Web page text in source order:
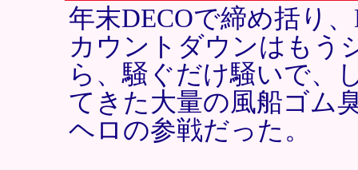
年末DECOで締め括り
カウントダウンはもう
ら、騒ぐだけ騒いで、
てきた大量の風船ゴム
ヘロの参戦だった。